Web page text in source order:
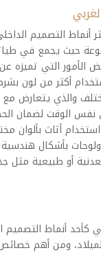
أنماط التصميم
حيث يجمع في
الأمور التي تميزه
أكثر من لون
والذي يتعارض
نفس الوقت لضمان
أثاث بألوان
بأشكال
أو طبيعية مثل
كأحد أنماط
ومن أهم